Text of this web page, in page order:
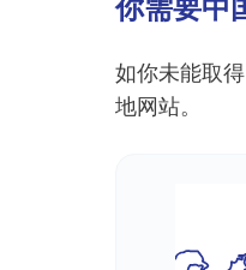
你需要中
如你未能取
地网站。